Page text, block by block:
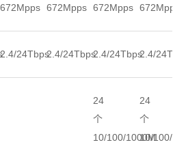
672Mpps 672Mpps 672Mpps 672Mpps
2.4/24Tbps2.4/24Tbps2.4/24Tbps2.4/
24
个
10/100/1000M
24
个
10/100/